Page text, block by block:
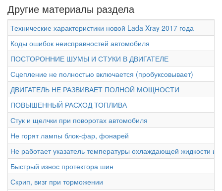
Другие материалы раздела
Технические характеристики новой Lada Xray 2017 года
Коды ошибок неисправностей автомобиля
ПОСТОРОННИЕ ШУМЫ И СТУКИ В ДВИГАТЕЛЕ
Сцепление не полностью включается (пробуксовывает)
ДВИГАТЕЛЬ НЕ РАЗВИВАЕТ ПОЛНОЙ МОЩНОСТИ
ПОВЫШЕННЫЙ РАСХОД ТОПЛИВА
Стук и щелчки при поворотах автомобиля
Не горят лампы блок-фар, фонарей
Не работает указатель температуры охлаждающей жидкости
Быстрый износ протектора шин
Скрип, визг при торможении